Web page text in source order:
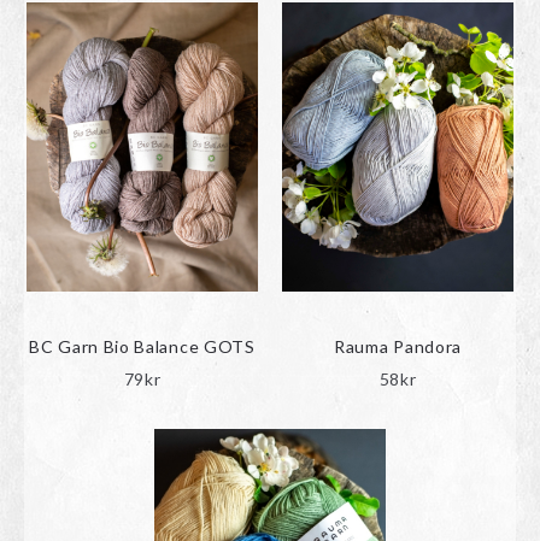
BC Garn Bio Balance GOTS
79kr
Rauma Pandora
58kr